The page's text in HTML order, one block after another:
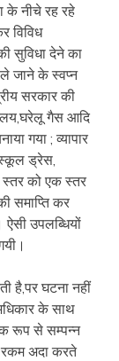
के नीचे रह रहे
विविध
सुविधा देने का
जाने के स्वप्न
सरकार की
गैस आदि
गया ; व्यापार
स्कूल ड्रेस,
को एक स्तर
समाप्ति कर
उपलब्धियों
है,पर घटना नहीं
के साथ
रूप से सम्पन्न
अदा करते